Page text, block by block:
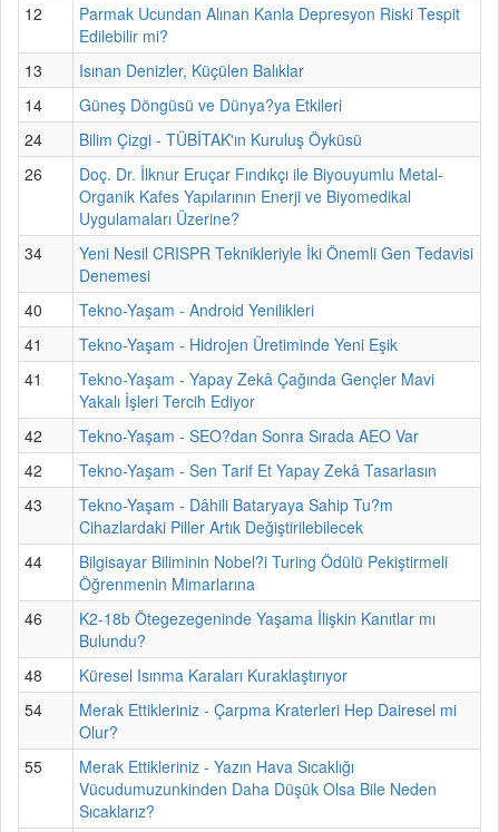
12
Parmak Ucundan Alınan Kanla Depresyon Riski Tespit
Edilebilir mi?
13
Isınan Denizler, Küçülen Balıklar
14
Güneş Döngüsü ve Dünya?ya Etkileri
24
Bilim Çizgi - TÜBİTAK'ın Kuruluş Öyküsü
26
Doç. Dr. İlknur Eruçar Fındıkçı ile Biyouyumlu Metal-
Organik Kafes Yapılarının Enerji ve Biyomedikal
Uygulamaları Üzerine?
34
Yeni Nesil CRISPR Teknikleriyle İki Önemli Gen Tedavisi
Denemesi
40
Tekno-Yaşam - Android Yenilikleri
41
Tekno-Yaşam - Hidrojen Üretiminde Yeni Eşik
41
Tekno-Yaşam - Yapay Zekâ Çağında Gençler Mavi
Yakalı İşleri Tercih Ediyor
42
Tekno-Yaşam - SEO?dan Sonra Sırada AEO Var
42
Tekno-Yaşam - Sen Tarif Et Yapay Zekâ Tasarlasın
43
Tekno-Yaşam - Dâhili Bataryaya Sahip Tu?m
Cihazlardaki Piller Artık Değiştirilebilecek
44
Bilgisayar Biliminin Nobel?i Turing Ödülü Pekiştirmeli
Öğrenmenin Mimarlarına
46
K2-18b Ötegezegeninde Yaşama İlişkin Kanıtlar mı
Bulundu?
48
Küresel Isınma Karaları Kuraklaştırıyor
54
Merak Ettikleriniz - Çarpma Kraterleri Hep Dairesel mi
Olur?
55
Merak Ettikleriniz - Yazın Hava Sıcaklığı
Vücudumuzunkinden Daha Düşük Olsa Bile Neden
Sıcaklarız?